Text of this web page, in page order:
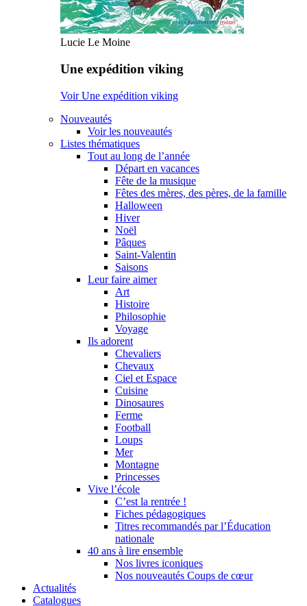
Lucie Le Moine
Une expédition viking
Voir Une expédition viking
Nouveautés
Voir les nouveautés
Listes thématiques
Tout au long de l’année
Départ en vacances
Fête de la musique
Fêtes des mères, des pères, de la famille
Halloween
Hiver
Noël
Pâques
Saint-Valentin
Saisons
Leur faire aimer
Art
Histoire
Philosophie
Voyage
Ils adorent
Chevaliers
Chevaux
Ciel et Espace
Cuisine
Dinosaures
Ferme
Football
Loups
Mer
Montagne
Princesses
Vive l’école
C’est la rentrée !
Fiches pédagogiques
Titres recommandés par l’Éducation
nationale
40 ans à lire ensemble
Nos livres iconiques
Nos nouveautés Coups de cœur
Actualités
Catalogues